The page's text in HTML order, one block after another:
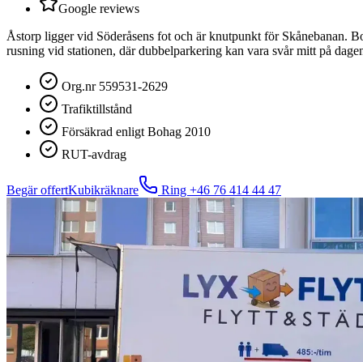
Google reviews
Åstorp ligger vid Söderåsens fot och är knutpunkt för Skånebanan.
rusning vid stationen, där dubbelparkering kan vara svår mitt på
Org.nr 559531-2629
Trafiktillstånd
Försäkrad enligt Bohag 2010
RUT-avdrag
Begär offertKubikräknare Ring +46 76 414 44 47